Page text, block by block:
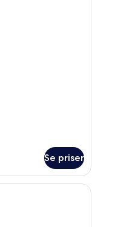
Se priser